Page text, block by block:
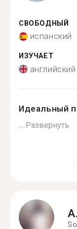
СВОБОДНЫЙ
испанский
ИЗУЧАЕТ
английский
Идеальный
Развернуть
A.